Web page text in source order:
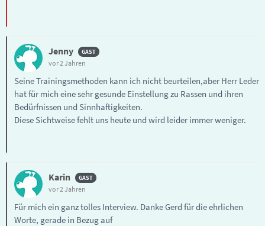
Jenny
vor 2 Jahren
Seine Trainingsmethoden kann ich nicht beurteilen,aber Herr Leder
hat für mich eine sehr gesunde Einstellung zu Rassen und ihren
Bedürfnissen und Sinnhaftigkeiten.
Diese Sichtweise fehlt uns heute und wird leider immer weniger.
Karin
vor 2 Jahren
Für mich ein ganz tolles Interview. Danke Gerd für die ehrlichen
Worte, gerade in Bezug auf